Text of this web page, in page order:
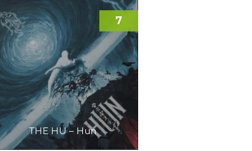
THE HU – Hun
7